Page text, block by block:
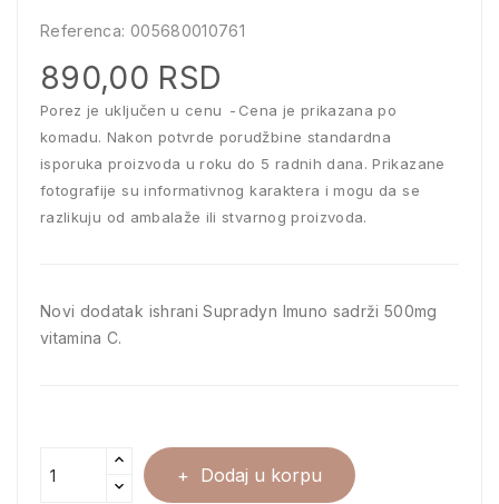
Referenca: 005680010761
890,00 RSD
Porez je uključen u cenu
Cena je prikazana po
komadu. Nakon potvrde porudžbine standardna
isporuka proizvoda u roku do 5 radnih dana. Prikazane
fotografije su informativnog karaktera i mogu da se
razlikuju od ambalaže ili stvarnog proizvoda.
Novi dodatak ishrani Supradyn Imuno sadrži 500mg
vitamina C.
Dodaj u korpu